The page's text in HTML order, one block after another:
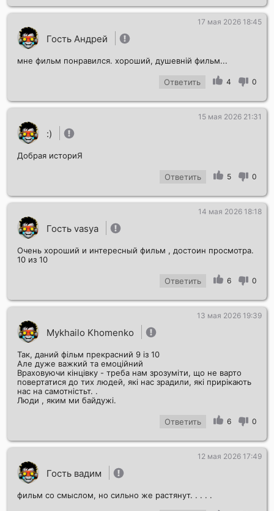
Гость Андрей
17 мая 2026 18:45
мне фильм понравился. хороший, душевній фильм...
Ответить 4 0
:)
15 мая 2026 21:31
Добрая историЯ
Ответить 5 0
Гость vasya
14 мая 2026 18:18
Очень хороший и интересный фильм , достоин просмотра.
10 из 10
Ответить 6 0
Mykhailo Khomenko
13 мая 2026 19:39
Так, даний фільм прекрасний 9 із 10
Але дуже важкий та емоційний
Враховуючи кінцівку - треба нам зрозуміти, що не варто
повертатися до тих людей, які нас зрадили, які прирікають
нас на самотністьт. .
Люди , яким ми байдужі.
Ответить 6 0
Гость вадим
12 мая 2026 17:49
фильм со смыслом, но сильно же растянут. . . . .